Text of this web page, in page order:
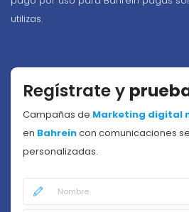
utilizas.
Regístrate y
Campañas de Marketing digital
en Bahreincon comunicaciones
personalizadas.